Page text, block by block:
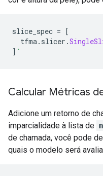
slice_spec =
[
tfma. slicer .
] `
Calcular Métricas
Adicione um retorno de
imparcialidade à lista de
de chamada, você pode
quais o modelo será